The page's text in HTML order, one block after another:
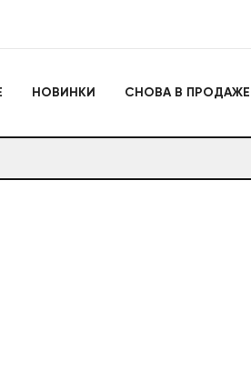
НОВИНКИ СНОВА В ПРОДАЖЕ
Настольные игры
Подарочные наборы
Слайм